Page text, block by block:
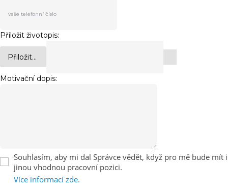
Přiložit životopis:
Přiložit...
Motivační dopis:
Souhlasím, aby mi dal Správce vědět, když pro mě bude mít i
jinou vhodnou pracovní pozici.
Více informací zde.